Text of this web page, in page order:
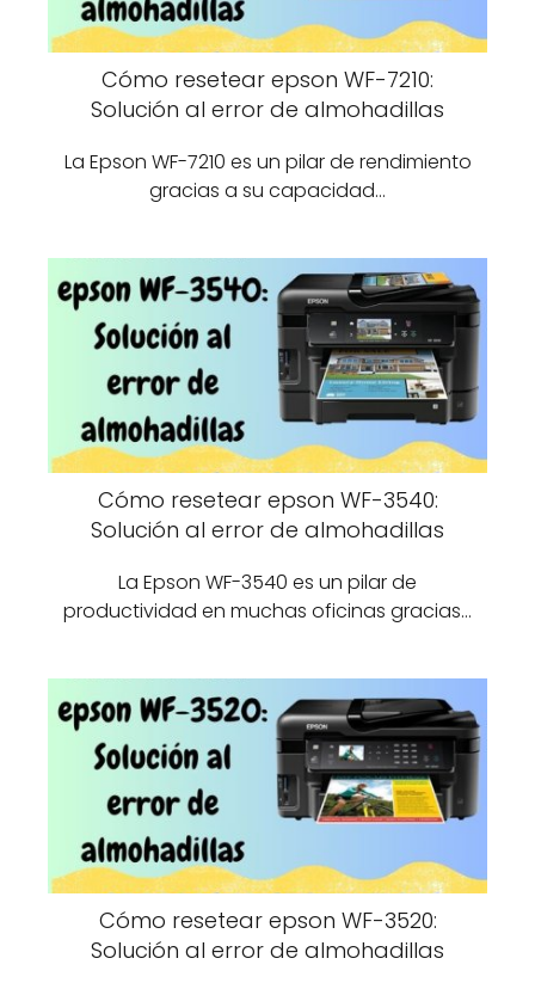
Cómo resetear epson WF-7210:
Solución al error de almohadillas
La Epson WF-7210 es un pilar de rendimiento
gracias a su capacidad…
Cómo resetear epson WF-3540:
Solución al error de almohadillas
La Epson WF-3540 es un pilar de
productividad en muchas oficinas gracias…
Cómo resetear epson WF-3520:
Solución al error de almohadillas